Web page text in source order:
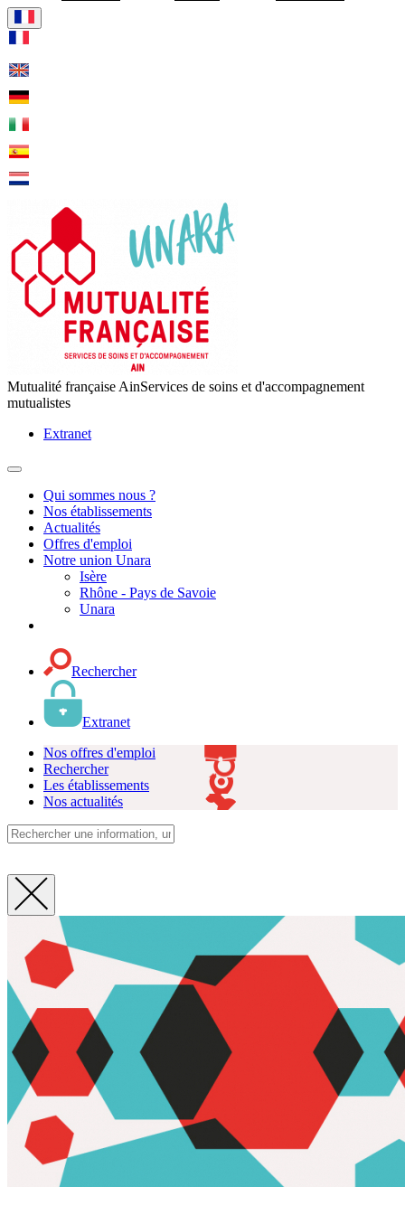
Mutualité française AinServices de soins et d'accompagnement
mutualistes
Extranet
MENU
PRINCIPALQui sommes nous ?
Nos établissements
Actualités
Offres d'emploi
Notre union Unara
Isère
Rhône - Pays de Savoie
Unara
Rechercher
Extranet
Nos offres d'emploi
Rechercher
Les établissements
Nos actualités
Fermer
recherche